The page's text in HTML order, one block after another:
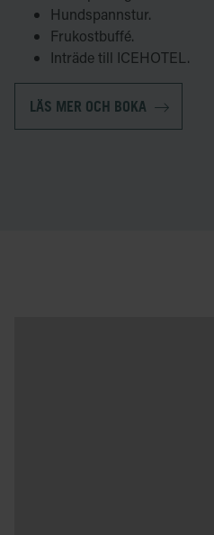
Hundspannstur.
Frukostbuffé.
Inträde till ICEHOTEL.
LÄS MER OCH BOKA